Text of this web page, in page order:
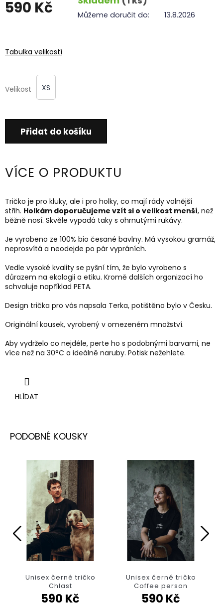
590 Kč Můžeme doručit do:
13.8.2026
Tabulka velikostí
Velikost XS
Přidat do košíku
VÍCE O PRODUKTU
Tričko je pro kluky, ale i pro holky, co mají rády volnější
střih. Holkám doporučujeme vzít si o velikost menší, než
běžně nosí. Skvěle vypadá taky s ohrnutými rukávy.
Je vyrobeno ze 100% bio česané bavlny. Má vysokou gramáž,
neprosvítá a neodejde po pár vypráních.
Vedle vysoké kvality se pyšní tím, že bylo vyrobeno s
důrazem na ekologii a etiku. Kromě dalších organizací ho
schvaluje například PETA.
Design trička pro vás napsala Terka, potištěno bylo v Česku.
Originální kousek, vyrobený v omezeném množství.
Aby vydrželo co nejdéle, perte ho s podobnými barvami, ne
více než na 30°C a ideálně naruby. Potisk nežehlete.
HLÍDAT
Unisex černé tričko
Chlast
590 Kč
Unisex černé tričko
Coffee person
590 Kč